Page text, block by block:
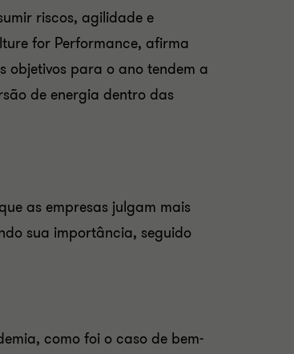
riscos, agilidade e
for Performance, afirma
objetivos para o ano tendem a
de energia dentro das
as empresas julgam mais
sua importância, seguido
como foi o caso de bem-